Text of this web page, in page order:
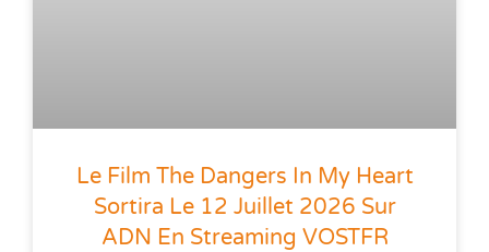
Le Film The Dangers In My Heart
Sortira Le 12 Juillet 2026 Sur
ADN En Streaming VOSTFR